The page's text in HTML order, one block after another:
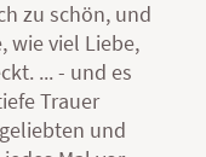
zu schön, und
wie viel Liebe,
... - und es
Trauer
und